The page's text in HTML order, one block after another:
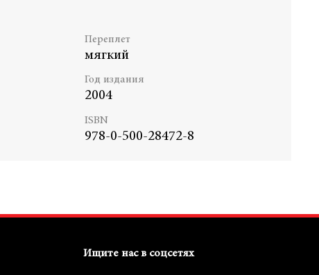
Переплет
мягкий
Год издания
2004
ISBN
978-0-500-28472-8
Ищите нас в соцсетях